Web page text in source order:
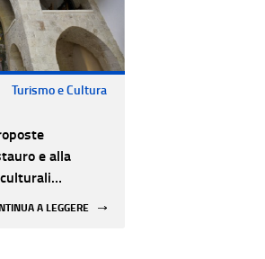
Turismo e Cultura
e alla
A LEGGERE